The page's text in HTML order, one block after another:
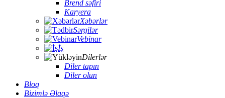
Brend səfiri
Karyera
Xəbərlər
Sərgilər
Vebinar
İş
Dilerlər
Diler tapın
Diler olun
Bloq
Bizimlə Əlaqə